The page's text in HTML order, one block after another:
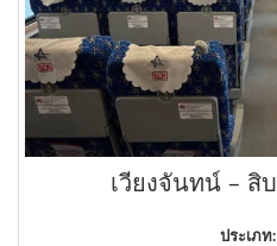
เวียงจันทน์ – สิ
ประเภท: